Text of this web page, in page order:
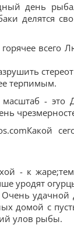
день
делятся
всего
терпимым.
- это
- к
уродят
удачной
домой с
улов рыбы.